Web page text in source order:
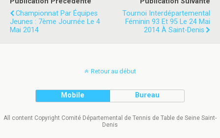
Championnat Par Équipes
Jeunes : 7ème Journée Le 4
Mai 2014
Tournoi Interdépartemental
Féminin 93 Et 95 Le 24 Mai
2014 À Saint-Denis
Retour au début
Mobile Bureau
All content Copyright Comité Départemental de Tennis de Table de Seine Saint-
Denis